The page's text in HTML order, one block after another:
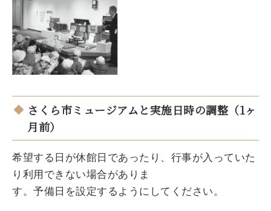
さくら市ミュージアムと実施日時の調整（1ヶ
月前）
希望する日が休館日であったり、行事が入っていた
り利用できない場合がありま
す。予備日を設定するようにしてください。